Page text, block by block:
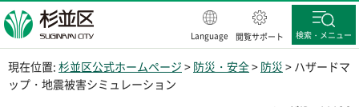
杉並区
Language 閲覧サポート 検索・メニュー
現在位置: 杉並区公式ホームページ > 防災・安全> 防災 > ハザードマ
ップ・地震被害シミュレーション